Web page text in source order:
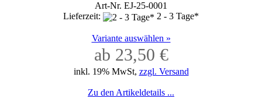
Art-Nr. EJ-25-0001
Lieferzeit:
2 - 3 Tage*
Variante auswählen »
ab 23,50 €
inkl. 19% MwSt, zzgl. Versand
Zu den Artikeldetails ...